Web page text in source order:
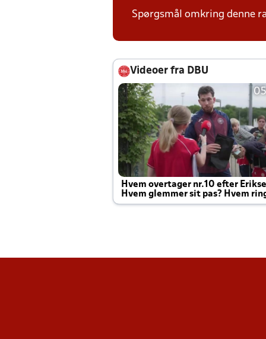
Spørgsmål omkring denne
Videoer fra DBU
Hvem overtager nr.10 efter
Hvem glemmer sit pas? Hvem
Joachim altid til efter kampe?